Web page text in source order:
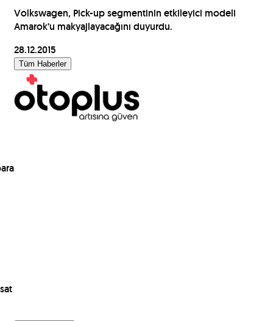
Volkswagen, Pick-up segmentinin etkileyici modeli
Amarok’u makyajlayacağını duyurdu.
28.12.2015
Tüm Haberler